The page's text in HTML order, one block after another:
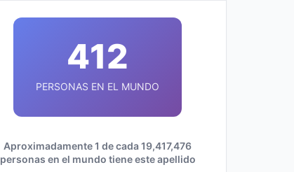
412
PERSONAS EN EL MUNDO
Aproximadamente 1 de cada 19,417,476
personas en el mundo tiene este apellido